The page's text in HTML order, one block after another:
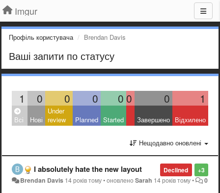
Imgur
Профіль користувача Brendan Davis
Ваші запити по статусу
1 0 0 0 0 0 0 1
Всі Нові
Under
review
Planned Started Завершено Відхилено
Нещодавно оновлені
+3
Declined
I absolutely hate the new layout
Brendan Davis 14 років тому•оновленоSarah 14 років тому• 0